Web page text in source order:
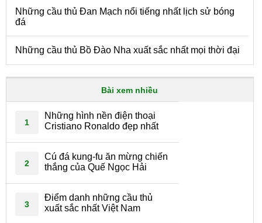
Những cầu thủ Đan Mạch nổi tiếng nhất lịch sử bóng
đá
Những cầu thủ Bồ Đào Nha xuất sắc nhất mọi thời đại
Bài xem nhiều
1
Những hình nền điện thoại
Cristiano Ronaldo đẹp nhất
2
Cú đá kung-fu ăn mừng chiến
thắng của Quế Ngọc Hải
3
Điểm danh những cầu thủ
xuất sắc nhất Việt Nam